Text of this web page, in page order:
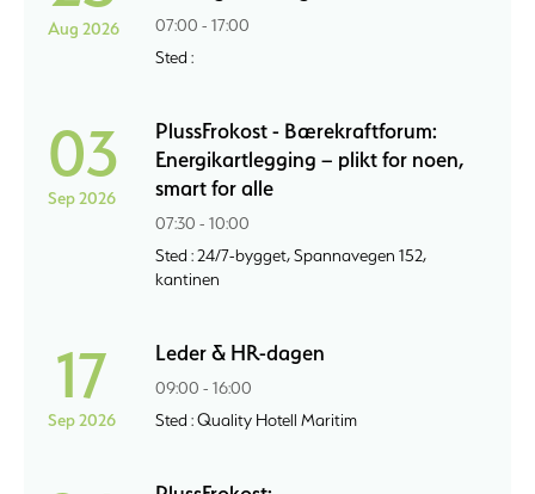
Aug 2026
07:00 - 17:00
Sted :
03
Sep 2026
PlussFrokost - Bærekraftforum:
Energikartlegging – plikt for noen,
smart for alle
07:30 - 10:00
Sted : 24/7-bygget, Spannavegen 152,
kantinen
17
Sep 2026
Leder & HR-dagen
09:00 - 16:00
Sted : Quality Hotell Maritim